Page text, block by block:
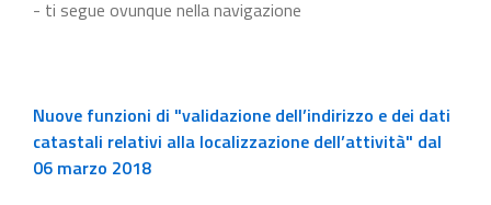
- ti segue ovunque nella navigazione
Nuove funzioni di "validazione dell’indirizzo e dei dati
catastali relativi alla localizzazione dell’attività" dal
06 marzo 2018